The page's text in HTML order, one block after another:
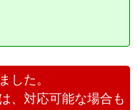
した。
、対応可能な場合も